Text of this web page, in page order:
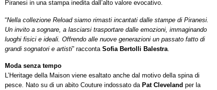
Piranesi in una stampa inedita dall’alto valore evocativo.
“Nella collezione Reload siamo rimasti incantati dalle stampe di Piranesi.
Un invito a sognare, a lasciarsi trasportare dalle emozioni, immaginando
luoghi fisici e ideali. Offrendo alle nuove generazioni un passato fatto di
grandi sognatori e artisti” racconta Sofia Bertolli Balestra
Moda senza tempo
L’Heritage della Maison viene esaltato anche dal motivo della spina di
pesce. Nato su di un abito Couture indossato da Pat Cleveland per la